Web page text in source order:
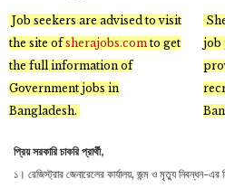
Job seekers are advised to visit
the site ofsherajobs.com to get
the full information of
Government jobs in
Bangladesh.
job
প্রিয় সরকারি চাকরি প্রার্থী,
১। রেজিস্ট্রার জেনারেলের কার্যালয়, জন্ম ও মৃত্যু নিবন্ধন-